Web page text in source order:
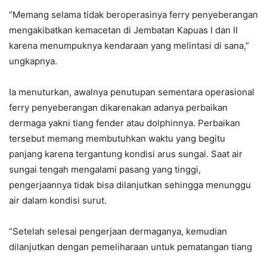
“Memang selama tidak beroperasinya ferry penyeberangan
mengakibatkan kemacetan di Jembatan Kapuas I dan II
karena menumpuknya kendaraan yang melintasi di sana,”
ungkapnya.
Ia menuturkan, awalnya penutupan sementara operasional
ferry penyeberangan dikarenakan adanya perbaikan
dermaga yakni tiang fender atau dolphinnya. Perbaikan
tersebut memang membutuhkan waktu yang begitu
panjang karena tergantung kondisi arus sungai. Saat air
sungai tengah mengalami pasang yang tinggi,
pengerjaannya tidak bisa dilanjutkan sehingga menunggu
air dalam kondisi surut.
“Setelah selesai pengerjaan dermaganya, kemudian
dilanjutkan dengan pemeliharaan untuk pematangan tiang